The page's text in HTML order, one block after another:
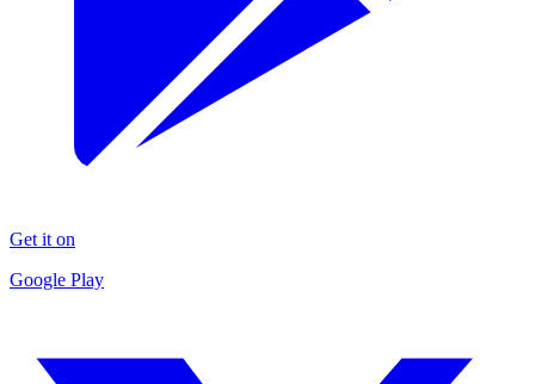
Get it on
Google Play